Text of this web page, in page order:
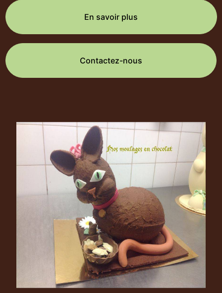
En savoir plus
Contactez-nous